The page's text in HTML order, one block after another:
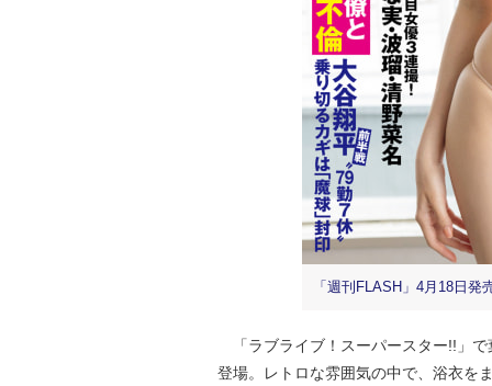
「週刊FLASH」4月18日
「ラブライブ！スーパースター!!」
登場。レトロな雰囲気の中で、浴衣を